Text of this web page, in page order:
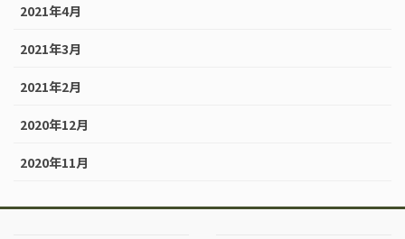
2021年4月
2021年3月
2021年2月
2020年12月
2020年11月